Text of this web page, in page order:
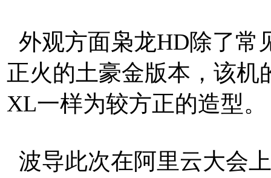
外观方面枭龙HD除了常
正火的土豪金版本，该机
XL一样为较方正的造型。
波导此次在阿里云大会